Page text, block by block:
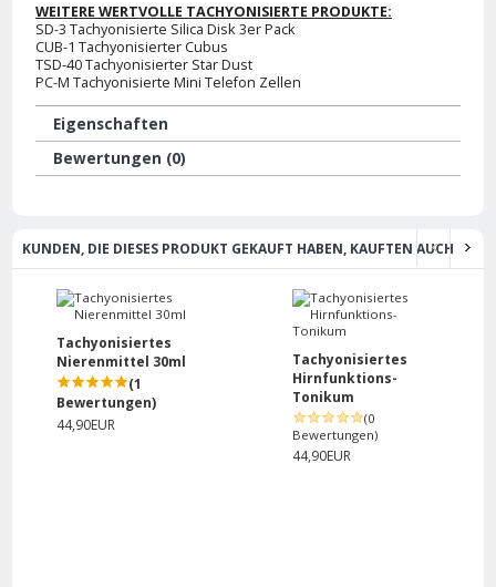
WEITERE WERTVOLLE TACHYONISIERTE PRODUKTE:
SD-3 Tachyonisierte Silica Disk 3er Pack
CUB-1 Tachyonisierter Cubus
TSD-40 Tachyonisierter Star Dust
PC-M Tachyonisierte Mini Telefon Zellen
Eigenschaften
Bewertungen (0)
KUNDEN, DIE DIESES PRODUKT GEKAUFT HABEN, KAUFTEN AUCH
Tachyonisiertes
Nierenmittel 30ml
(1
Bewertungen)
44,90EUR
Tachyonisiertes
Hirnfunktions-
Tonikum
(0
Bewertungen)
44,90EUR